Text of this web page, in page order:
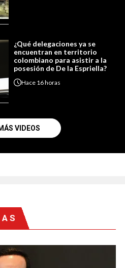
¿Qué delegaciones ya se
encuentran en territorio
colombiano para asistir a la
posesión de De la Espriella?
Hace 16 horas
VIDEOS